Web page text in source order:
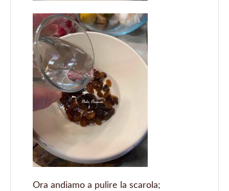
Ora andiamo a pulire la scarola;